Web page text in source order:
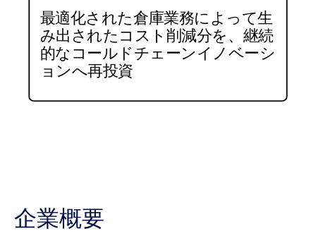
最適化された倉庫業務によって生
み出されたコスト削減分を、継続
的なコールドチェーンイノベーシ
ョンへ再投資
企業概要